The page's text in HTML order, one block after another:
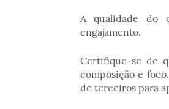
A qualidade do
engajamento.
Certifique-se de
composição e
de terceiros para